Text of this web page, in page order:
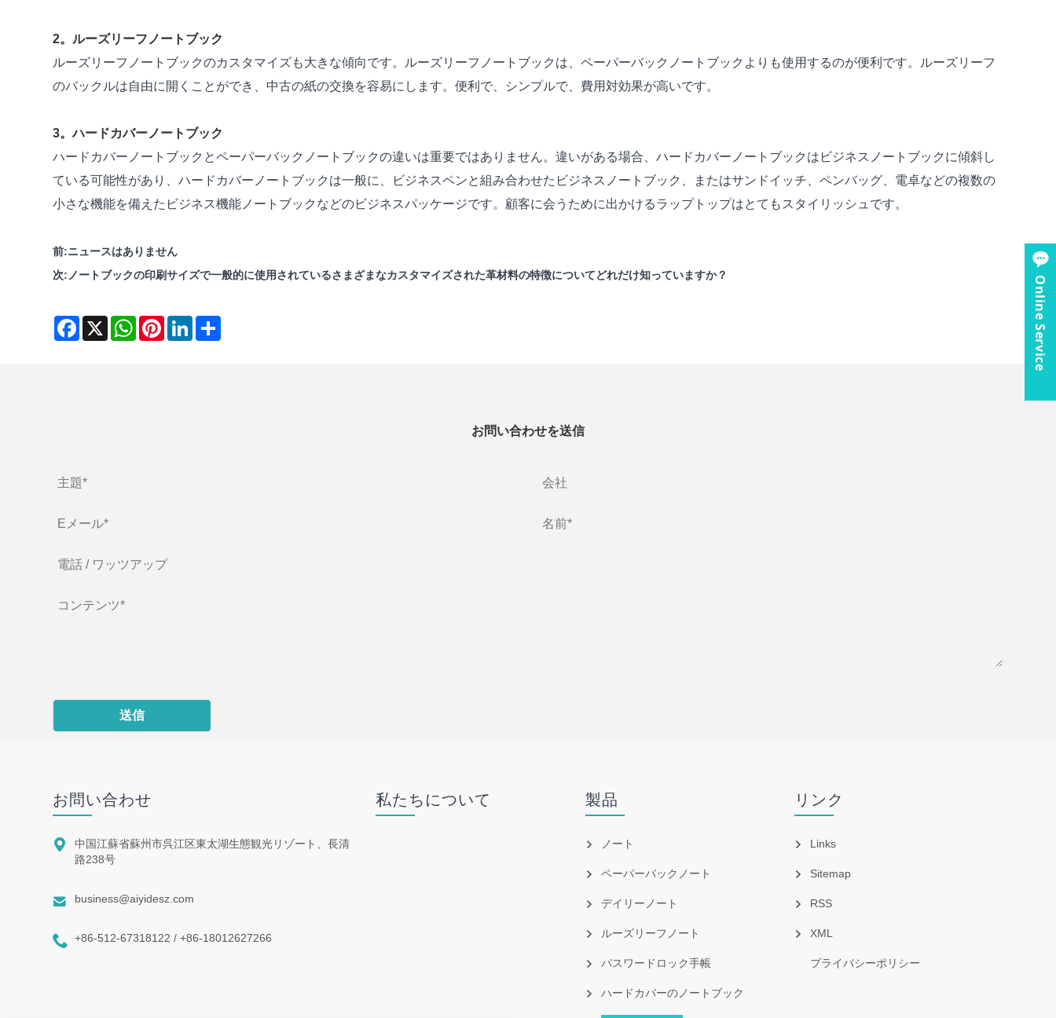
2。ルーズリーフノートブック
ルーズリーフノートブックのカスタマイズも大きな傾向です。ルーズリーフノートブックは、ペーパーバックノートブックよりも使用するのが便利です。ルーズリーフ
のバックルは自由に開くことができ、中古の紙の交換を容易にします。便利で、シンプルで、費用対効果が高いです。
3。ハードカバーノートブック
ハードカバーノートブックとペーパーバックノートブックの違いは重要ではありません。違いがある場合、ハードカバーノートブックはビジネスノートブックに傾斜し
ている可能性があり、ハードカバーノートブックは一般に、ビジネスペンと組み合わせたビジネスノートブック、またはサンドイッチ、ペンバッグ、電卓などの複数の
小さな機能を備えたビジネス機能ノートブックなどのビジネスパッケージです。顧客に会うために出かけるラップトップはとてもスタイリッシュです。
前:ニュースはありません
次:ノートブックの印刷サイズで一般的に使用されているさまざまなカスタマイズされた革材料の特徴についてどれだけ知っていますか？
Facebook
X WhatsAppPinterestLinkedIn
お問い合わせを送信
送信
お問い合わせ

中国江蘇省蘇州市呉江区東太湖生態観光リゾート、長清
路238号
 business@aiyidesz.com
 +86-512-67318122 / +86-18012627266
私たちについて 製品
ノート
ペーパーバックノート
デイリーノート
ルーズリーフノート
パスワードロック手帳
ハードカバーのノートブック
リンク
Links
Sitemap
RSS
XML
プライバシーポリシー
Online Service